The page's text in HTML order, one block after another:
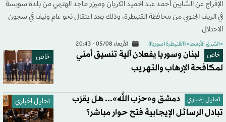
الإفراج عن الشابين أحمد عبد الحميد الكريان وميزر ماجد الهتيمي من بلدة سويسة
في الريف الجنوبي من محافظة القنيطرة، وذلك بعد اعتقال نحو عام ونيف في سجون
الاحتلال
«الشرق الأوسط» (القنيطرة (سوريا)) الأربعاء 05/08 - 20:43
خاص خاص
لبنان وسوريا يفعلان آلية تنسيق أمني
لمكافحة الإرهاب والتهريب
تحليل إخباري تحليل إخباري
دمشق و«حزب الله»... هل يقرّب
تبادل الرسائل الإيجابية فتح حوار مباشر؟